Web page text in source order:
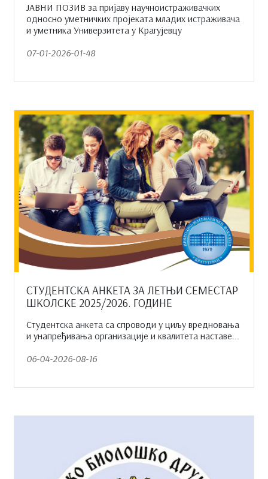
ЈАВНИ ПОЗИВ за пријаву научноистраживачких
односно уметничких пројеката младих истраживача
и уметника Универзитета у Крагујевцу
07-01-2026-01-48
СТУДЕНТСКА АНКЕТА ЗА ЛЕТЊИ СЕМЕСТАР
ШКОЛСКЕ 2025/2026. ГОДИНЕ
Студентска анкета са спроводи у циљу вредновања
и унапређивања организације и квалитета наставе...
06-04-2026-08-16